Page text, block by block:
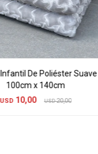
De Poliéster Suave
100cm x 140cm
USD 10,00 USD 20,00